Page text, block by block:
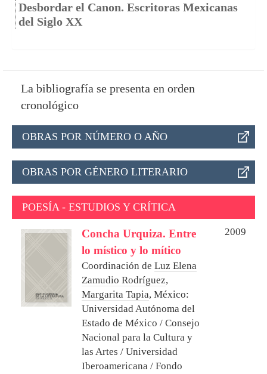
Desbordar el Canon. Escritoras Mexicanas
del Siglo XX
La bibliografía se presenta en orden
cronológico
OBRAS POR NÚMERO O AÑO
OBRAS POR GÉNERO LITERARIO
POESÍA - ESTUDIOS Y CRÍTICA
Concha Urquiza. Entre
lo místico y lo mítico
2009
Coordinación de Luz Elena
Zamudio Rodríguez,
Margarita Tapia, México:
Universidad Autónoma del
Estado de México / Consejo
Nacional para la Cultura y
las Artes / Universidad
Iberoamericana / Fondo